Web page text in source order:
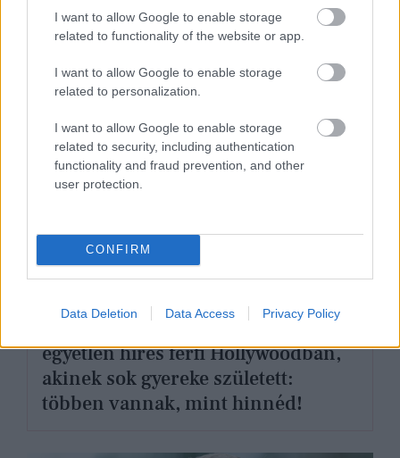
I want to allow Google to enable storage
related to functionality of the website or app.
I want to allow Google to enable storage
related to personalization.
I want to allow Google to enable storage
related to security, including authentication
functionality and fraud prevention, and other
user protection.
CONFIRM
Data Deletion Data Access Privacy Policy
Nem Rod Stewart és Bruce Willis az
egyetlen híres férfi Hollywoodban,
akinek sok gyereke született:
többen vannak, mint hinnéd!